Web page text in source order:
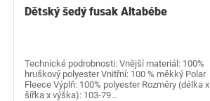
Dětský šedý fusak Altabébe
Technické podrobnosti: Vnější materiál: 100%
hruškový polyester Vnitřní: 100 % měkký Polar
Fleece Výplň: 100% polyester Rozměry (délka x
šířka x výška): 103-79…